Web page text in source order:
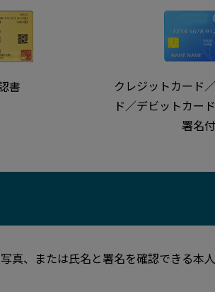
書
クレジットカード
ド／デビットカー
署名付
真、または氏名と署名を確認できる本